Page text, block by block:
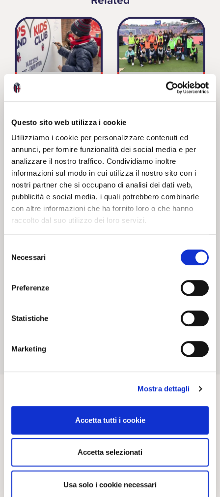
Questo sito web utilizza i cookie
Utilizziamo i cookie per personalizzare contenuti ed
annunci, per fornire funzionalità dei social media e per
analizzare il nostro traffico. Condividiamo inoltre
informazioni sul modo in cui utilizza il nostro sito con i
nostri partner che si occupano di analisi dei dati web,
pubblicità e social media, i quali potrebbero combinarle
con altre informazioni che ha fornito loro o che hanno
raccolto dal suo utilizzo dei loro servizi.
delNecessari
Preferenze
Statistiche
Marketing
Mostra dettagli
Accetta tutti i cookie
Accetta selezionati
Usa solo i cookie necessari
NEWS 20 02 2024
I ZUG D’NA
NEWS 19 03 2024
CARNEVALE
NEWS